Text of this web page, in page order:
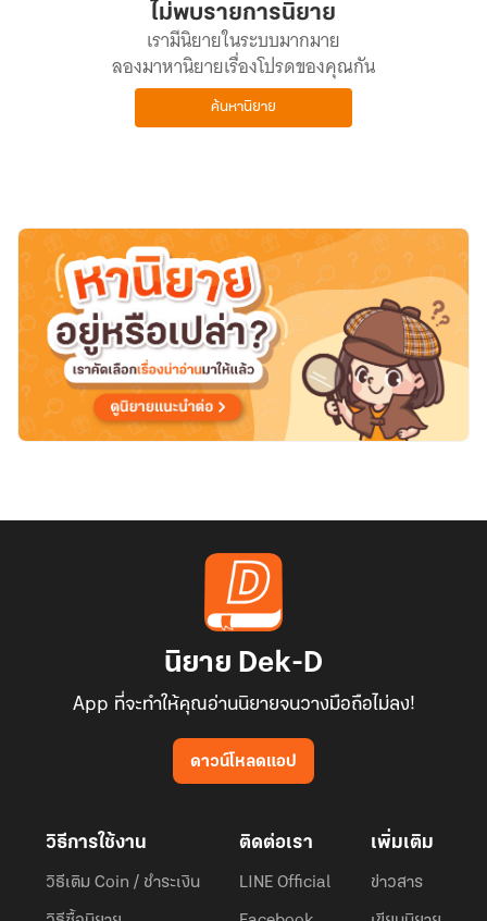
ไม่พบรายการนิยาย
เรามีนิยายในระบบมากมาย
ลองมาหานิยายเรื่องโปรดของคุณกัน
ค้นหานิยาย
นิยาย Dek-D
App ที่จะทำให้คุณอ่านนิยายจนวางมือถือไม่ลง!
ดาวน์โหลดแอป
วิธีการใช้งาน
วิธีเติม Coin / ชำระเงิน
ติดต่อเรา
LINE Official
เพิ่มเติม
ข่าวสาร